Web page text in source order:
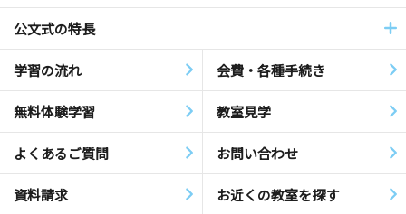
公文式の特長
学習の流れ 会費・各種手続き
無料体験学習 教室見学
よくあるご質問 お問い合わせ
資料請求 お近くの教室を探す